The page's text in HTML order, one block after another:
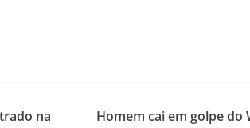
na
Homem cai em golpe do